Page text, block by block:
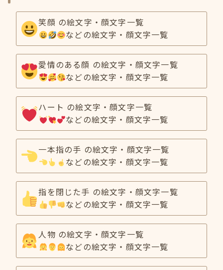
笑顔 の絵文字・顔文字一覧
などの絵文字・顔文字一覧
愛情のある顔 の絵文字・顔文字一覧
などの絵文字・顔文字一覧
ハート の絵文字・顔文字一覧
などの絵文字・顔文字一覧
一本指の手 の絵文字・顔文字一覧
などの絵文字・顔文字一覧
指を閉じた手 の絵文字・顔文字一覧
などの絵文字・顔文字一覧
人物 の絵文字・顔文字一覧
などの絵文字・顔文字一覧